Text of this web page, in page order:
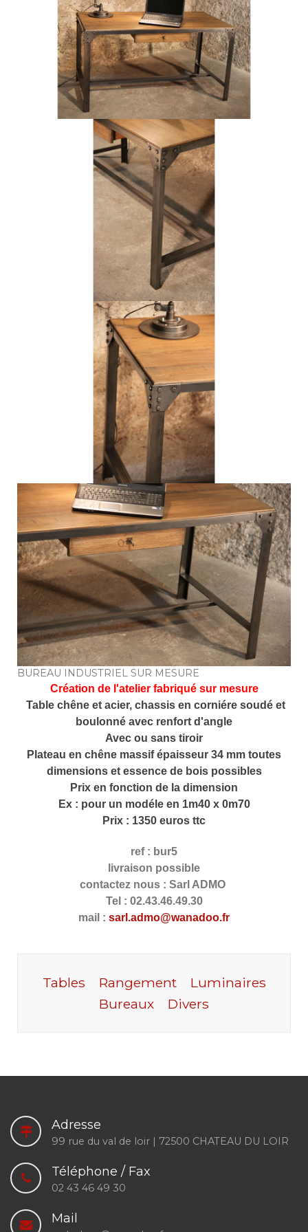
BUREAU INDUSTRIEL SUR MESURE
Création de l'atelier fabriqué sur mesure
Table chêne et acier, chassis en corniére soudé et
boulonné avec renfort d'angle
Avec ou sans tiroir
Plateau en chêne massif épaisseur 34 mm toutes
dimensions et essence de bois possibles
Prix en fonction de la dimension
Ex : pour un modéle en 1m40 x 0m70
Prix : 1350 euros ttc
ref : bur5
livraison possible
contactez nous : Sarl ADMO
Tel : 02.43.46.49.30
mail : sarl.admo@wanadoo.fr
Tables Rangement
Luminaires
Bureaux
Divers
Adresse
99 rue du val de loir | 72500 CHATEAU DU LOIR
Téléphone / Fax
02 43 46 49 30
Mail